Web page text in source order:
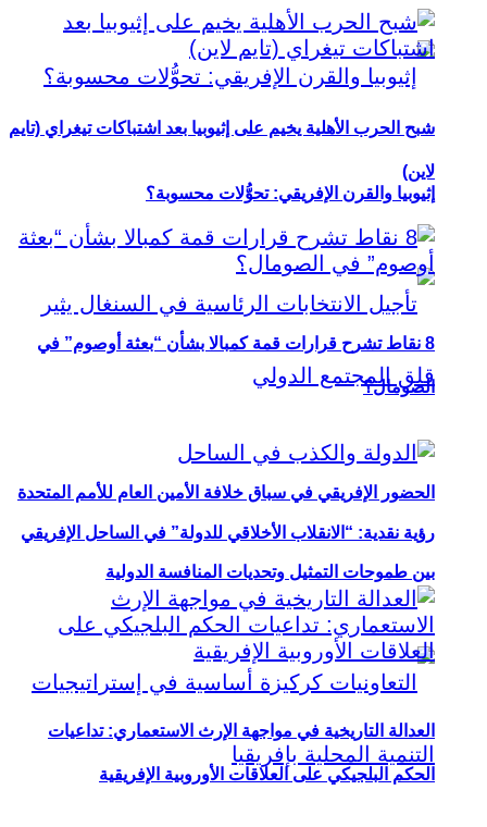
إثيوبيا والقرن الإفريقي: تحوُّلات محسوبة؟
الحضور الإفريقي في سباق خلافة الأمين العام للأمم المتحدة
بين طموحات التمثيل وتحديات المنافسة الدولية
شبح الحرب الأهلية يخيم على إثيوبيا بعد اشتباكات تيغراي (تايم
لاين)
8 نقاط تشرح قرارات قمة كمبالا بشأن “بعثة أوصوم” في
الصومال؟
رؤية نقدية: “الانقلاب الأخلاقي للدولة” في الساحل الإفريقي
العدالة التاريخية في مواجهة الإرث الاستعماري: تداعيات
الحكم البلجيكي على العلاقات الأوروبية الإفريقية